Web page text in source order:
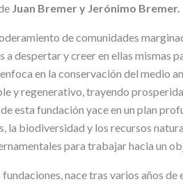
Juan Bremer y Jerónimo Bremer.
de comunidades
despertar y creer en ellas mismas
en la conservación del medio
y regenerativo, trayendo
esta fundación yace en un plan
la biodiversidad y los recursos
para trabajar hacia un
nace tras varios años de